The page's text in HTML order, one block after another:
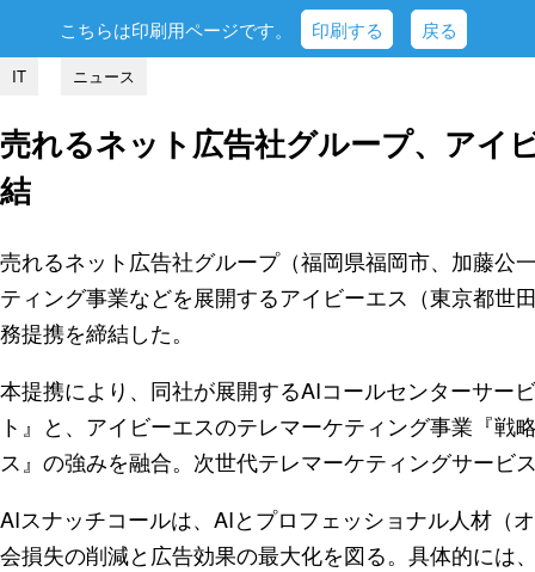
こちらは印刷用ページです。 印刷する 戻る
IT ニュース
売れるネット広告社グループ、アイ
結
売れるネット広告社グループ（福岡県福岡市、加藤公
ティング事業などを展開するアイビーエス（東京都世
務提携を締結した。
本提携により、同社が展開するAIコールセンターサー
ト』と、アイビーエスのテレマーケティング事業『戦
ス』の強みを融合。次世代テレマーケティングサービ
AIスナッチコールは、AIとプロフェッショナル人材（
会損失の削減と広告効果の最大化を図る。具体的には